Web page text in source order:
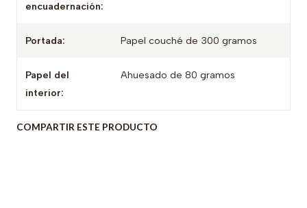
encuadernación:
Portada: Papel couché de 300 gramos
Papel del
interior:
Ahuesado de 80 gramos
COMPARTIR ESTE PRODUCTO